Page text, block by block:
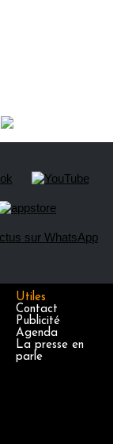
Utiles
Contact
Publicité
Agenda
La presse en
parle